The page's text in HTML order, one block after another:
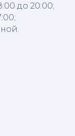
до 20:00;